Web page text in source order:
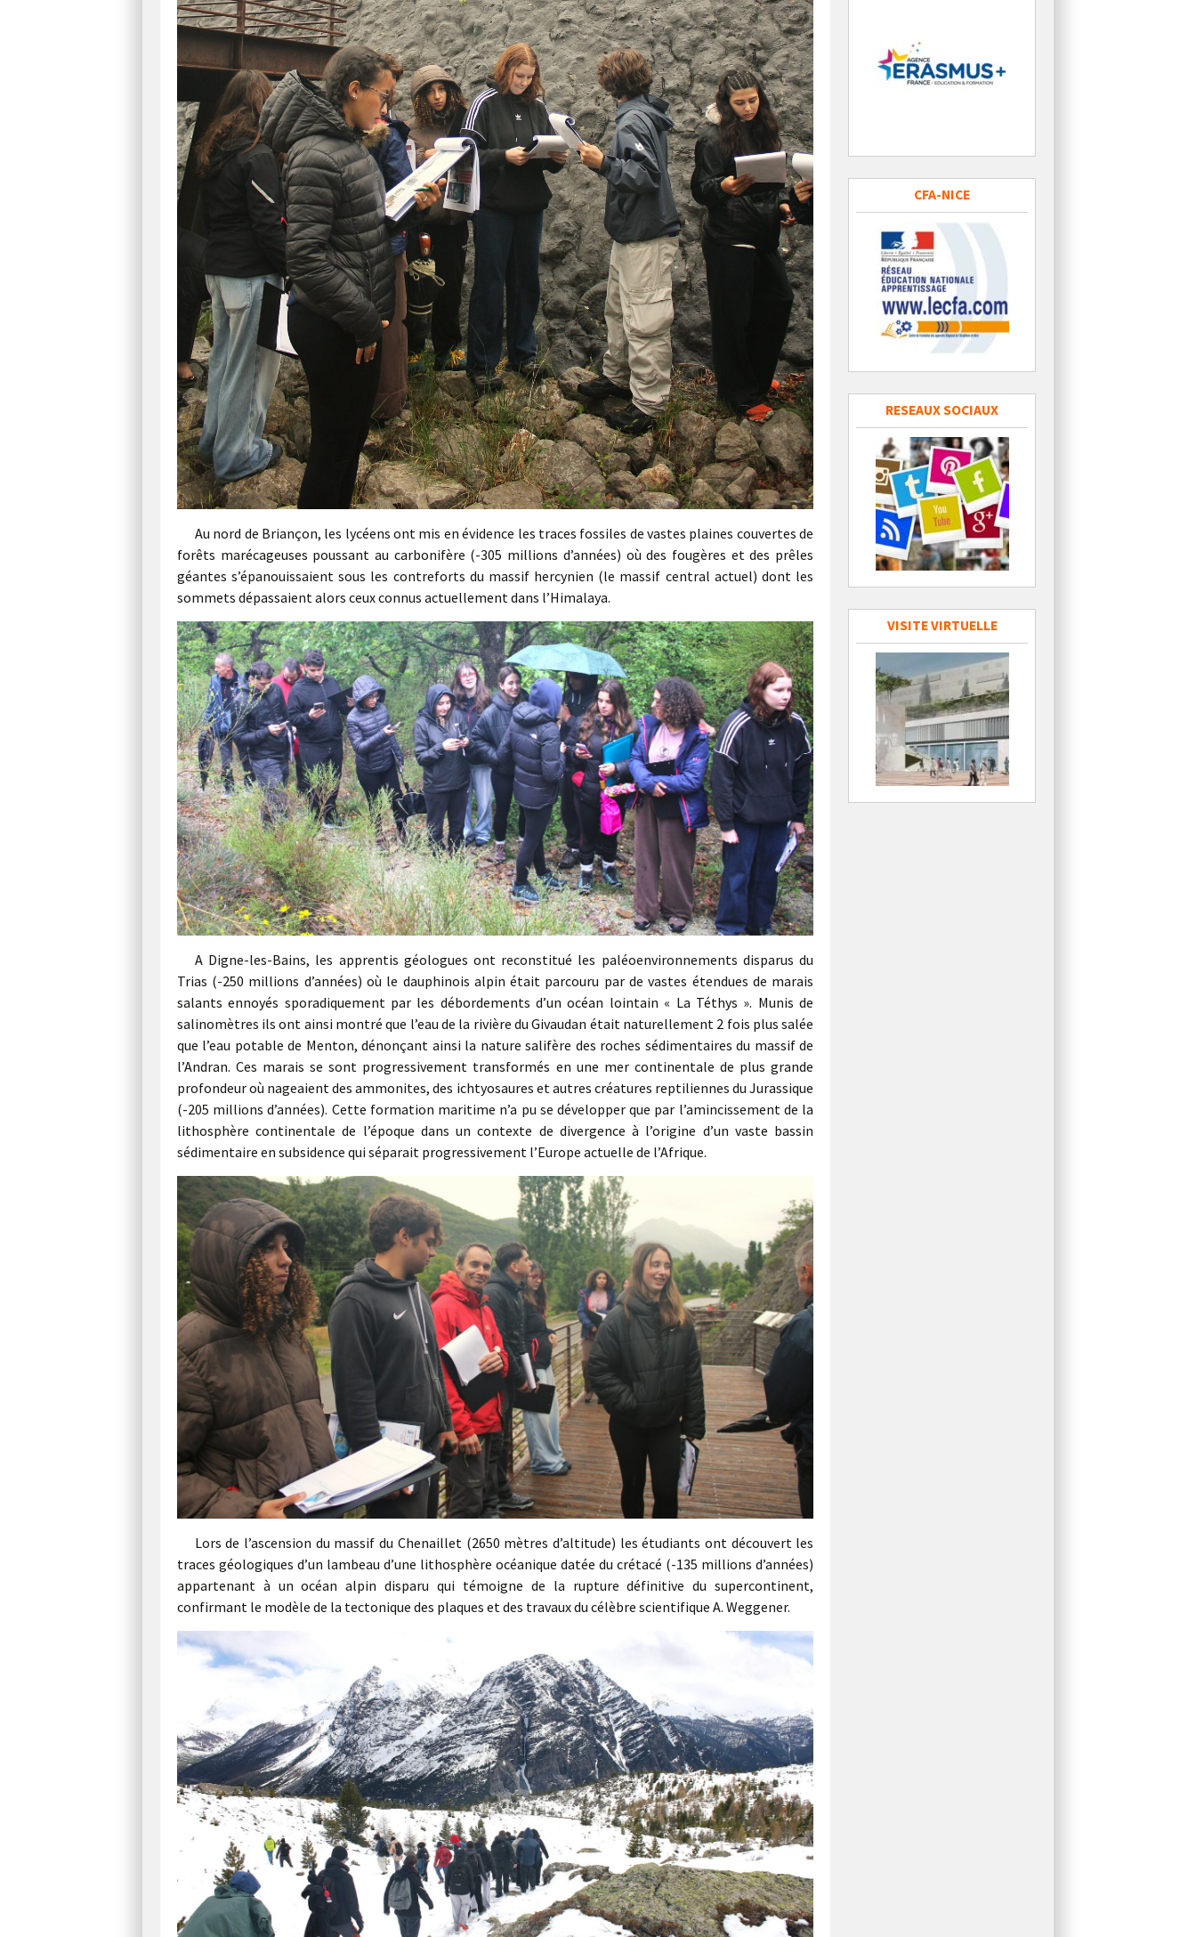
Au nord de Briançon, les lycéens ont mis en évidence les traces fossiles de vastes plaines couvertes de
forêts marécageuses poussant au carbonifère (-305 millions d’années) où des fougères et des prêles
géantes s’épanouissaient sous les contreforts du massif hercynien (le massif central actuel) dont les
sommets dépassaient alors ceux connus actuellement dans l’Himalaya.
A Digne-les-Bains, les apprentis géologues ont reconstitué les paléoenvironnements disparus du
Trias (-250 millions d’années) où le dauphinois alpin était parcouru par de vastes étendues de marais
salants ennoyés sporadiquement par les débordements d’un océan lointain « La Téthys ». Munis de
salinomètres ils ont ainsi montré que l’eau de la rivière du Givaudan était naturellement 2 fois plus salée
que l’eau potable de Menton, dénonçant ainsi la nature salifère des roches sédimentaires du massif de
l’Andran. Ces marais se sont progressivement transformés en une mer continentale de plus grande
profondeur où nageaient des ammonites, des ichtyosaures et autres créatures reptiliennes du Jurassique
(-205 millions d’années). Cette formation maritime n’a pu se développer que par l’amincissement de la
lithosphère continentale de l’époque dans un contexte de divergence à l’origine d’un vaste bassin
sédimentaire en subsidence qui séparait progressivement l’Europe actuelle de l’Afrique.
Lors de l’ascension du massif du Chenaillet (2650 mètres d’altitude) les étudiants ont découvert les
traces géologiques d’un lambeau d’une lithosphère océanique datée du crétacé (-135 millions d’années)
appartenant à un océan alpin disparu qui témoigne de la rupture définitive du supercontinent,
confirmant le modèle de la tectonique des plaques et des travaux du célèbre scientifique A. Weggener.
CFA-NICE
RESEAUX SOCIAUX
VISITE VIRTUELLE